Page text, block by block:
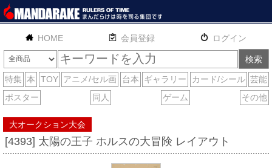
HOME English 通販 サイトマップ お問い合わせ
大オークション大会
[4393] 太陽の王子 ホルスの大冒険 レイアウト